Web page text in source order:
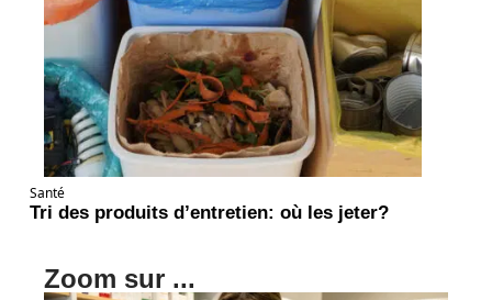
Santé
Tri des produits d’entretien: où les jeter?
Zoom sur ...